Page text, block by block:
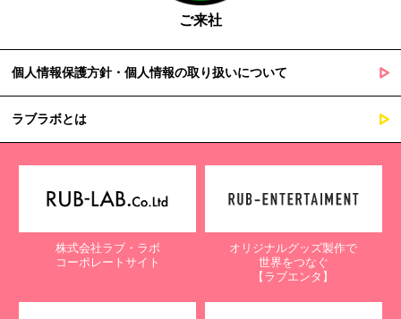
ご来社
個人情報保護方針・個人情報の取り扱いについて
ラブラボとは
株式会社ラブ・ラボ
コーポレートサイト
オリジナルグッズ製作で
世界をつなぐ
【ラブエンタ】